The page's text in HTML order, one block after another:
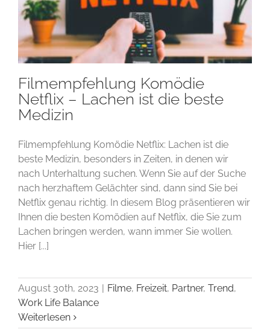
Filmempfehlung Komödie
Netflix – Lachen ist die beste
Medizin
Filmempfehlung Komödie Netflix: Lachen ist die
beste Medizin, besonders in Zeiten, in denen wir
nach Unterhaltung suchen. Wenn Sie auf der Suche
nach herzhaftem Gelächter sind, dann sind Sie bei
Netflix genau richtig. In diesem Blog präsentieren wir
Ihnen die besten Komödien auf Netflix, die Sie zum
Lachen bringen werden, wann immer Sie wollen.
Hier [...]
August 30th, 2023 Filme, Freizeit, Partner, Trend,
Work Life Balance
Weiterlesen